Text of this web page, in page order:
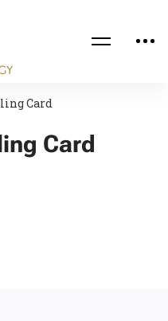
Card
Card